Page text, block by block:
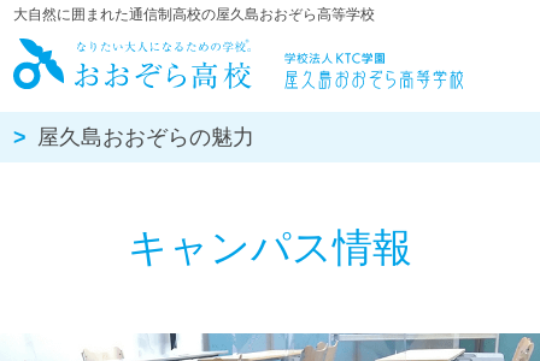
大自然に囲まれた通信制高校の屋久島おおぞら高等学校
キャンパス情報
屋久島おおぞらの魅力